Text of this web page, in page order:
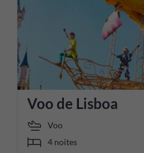
Voo de Lisboa
Voo
4 noites